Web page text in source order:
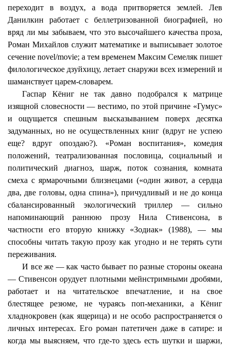
переходит в воздух, а вода притворяется землей. Лев
Данилкин работает с беллетризованной биографией, но
вряд ли мы забываем, что это высочайшего качества проза,
Роман Михайлов служит математике и выписывает золотое
сечение novel/movie; а тем временем Максим Семеляк пишет
филологическое дзуйхицу, летает снаружи всех измерений и
шаманствует царем-словарем.
Гаспар
Кёнигне так давно подобрался к матрице
изящной словесности — вестимо, по этой причине «Гумус»
и ощущается спешным высказыванием поверх десятка
задуманных, но не осуществленных книг (вдруг не успею
еще? вдруг опоздаю?). «Роман воспитания», комедия
положений, театрализованная пословица, социальный и
политический диагноз, шарж, поток сознания, комната
смеха с ярмарочными близнецами («один живот, а сердца
два, две головы, одна спина»), причудливый и не до конца
сбалансированный экологический триллер — сильно
напоминающий раннюю прозу Нила Стивенсона, в
частности его вторую книжку «Зодиак» (1988), — мы
способны читать такую прозу как угодно и не терять сути
переживания.
И все же — как часто бывает по разные стороны океана
— Стивенсон орудует плотными мейнстримными дробями,
работает и на читательское впечатление, и на свое
блестящее резюме, не чураясь поп-механики, а Кёниг
хладнокровен (как ящерица) и не особо распространяется о
личных интересах. Его роман патетичен даже в сатире: и
когда мы выясняем, что где-то здесь есть шутки и шаржи,